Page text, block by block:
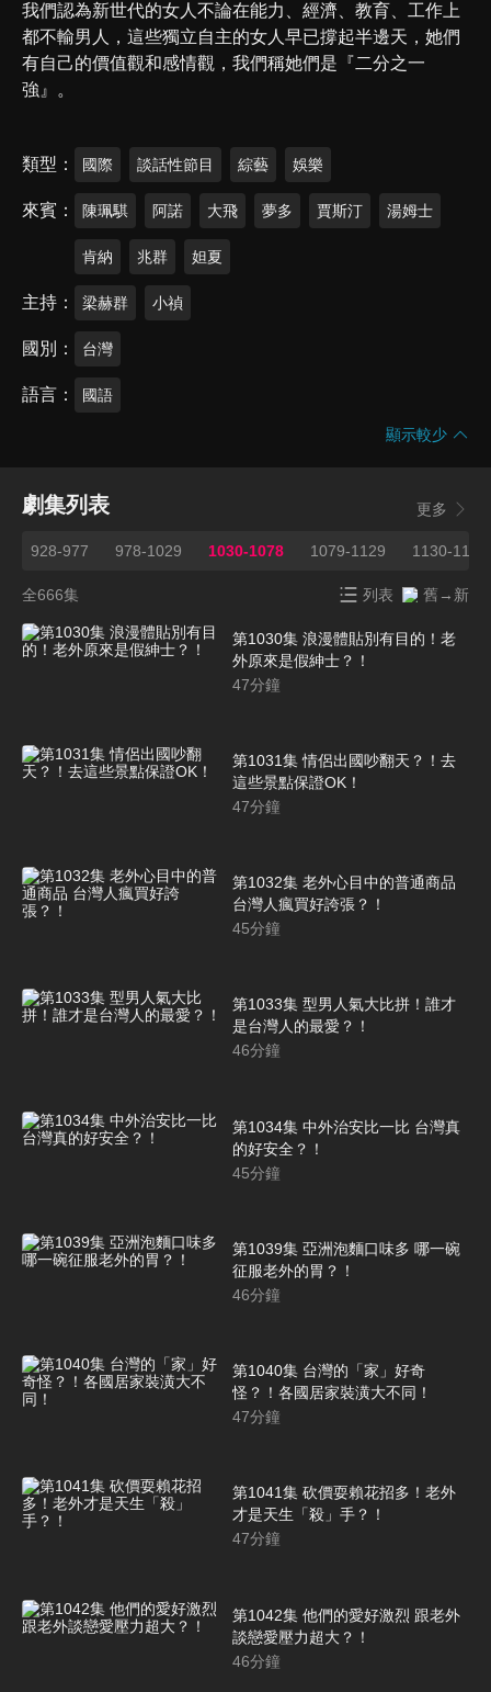
我們認為新世代的女人不論在能力、經濟、教育、工作上
都不輸男人，這些獨立自主的女人早已撐起半邊天，她們
有自己的價值觀和感情觀，我們稱她們是『二分之一
強』。
類型 國際 談話性節目 綜藝 娛樂
來賓 陳珮騏 阿諾 大飛 夢多 賈斯汀 湯姆士
肯納 兆群 妲夏
主持 梁赫群 小禎
國別 台灣
語言 國語
顯示較少
劇集列表 更多
928-977 978-1029 1030-1078 1079-1129 1130-1181
全666集 列表 舊→新
第1030集 浪漫體貼別有目的！老
外原來是假紳士？！
47分鐘
第1031集 情侶出國吵翻天？！去
這些景點保證OK！
47分鐘
第1032集 老外心目中的普通商品
台灣人瘋買好誇張？！
45分鐘
第1033集 型男人氣大比拼！誰才
是台灣人的最愛？！
46分鐘
第1034集 中外治安比一比 台灣真
的好安全？！
45分鐘
第1039集 亞洲泡麵口味多 哪一碗
征服老外的胃？！
46分鐘
第1040集 台灣的「家」好奇
怪？！各國居家裝潢大不同！
47分鐘
第1041集 砍價耍賴花招多！老外
才是天生「殺」手？！
47分鐘
第1042集 他們的愛好激烈 跟老外
談戀愛壓力超大？！
46分鐘